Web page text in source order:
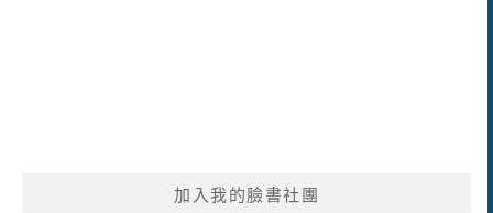
加入我的臉書社團